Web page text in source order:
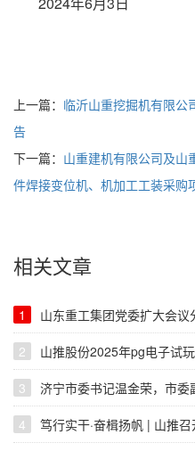
上一篇： 临沂山重挖掘机有限公
告
下一篇： 山重建机有限公司及山
件焊接变位机、机加工工装采购
相关文章
1 山东重工集团党委扩大会议分别听取2024年度权属公司
2 山推股份2025年pg电子试玩链接的
3 济宁市委书记温金荣，市委副
4 笃行实干·奋楫扬帆 | 山推召开